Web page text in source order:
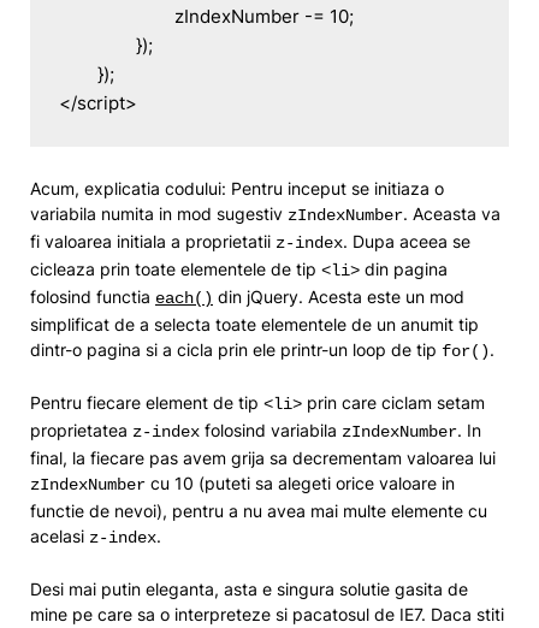
                        zIndexNumber -= 10;
                });
Acum, explicatia codului: Pentru inceput se initiaza o
variabila numita in mod sugestiv zIndexNumber. Aceasta va
fi valoarea initiala a proprietatii z-index. Dupa aceea se
cicleaza prin toate elementele de tip <li> din pagina
folosind functia each() din jQuery. Acesta este un mod
simplificat de a selecta toate elementele de un anumit tip
dintr-o pagina si a cicla prin ele printr-un loop de tip for().
Pentru fiecare element de tip <li> prin care ciclam setam
proprietatea z-index folosind variabila zIndexNumber. In
final, la fiecare pas avem grija sa decrementam valoarea lui
zIndexNumber cu 10 (puteti sa alegeti orice valoare in
functie de nevoi), pentru a nu avea mai multe elemente cu
acelasi z-index.
Desi mai putin eleganta, asta e singura solutie gasita de
mine pe care sa o interpreteze si pacatosul de IE7. Daca stiti